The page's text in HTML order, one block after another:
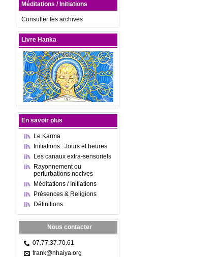
Méditations / Initiations
Consulter les archives
Livre Hanka
En savoir plus
Le Karma
Initiations : Jours et heures
Les canaux extra-sensoriels
Rayonnement ou
perturbations nocives
Méditations / Initiations
Présences & Religions
Définitions
Nous contacter
07.77.37.70.61
frank@nhaiya.org